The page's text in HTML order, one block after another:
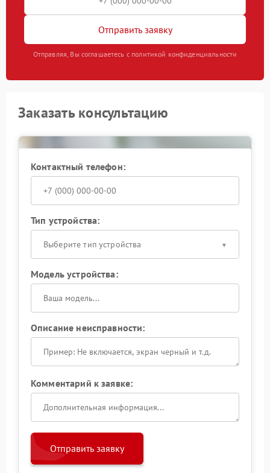
Отправить заявку
Отправляя, Вы соглашаетесь с политикой конфиденциальности
Заказать консультацию
Контактный телефон:
Тип устройства:
Выберите тип устройства
Модель устройства:
Описание неисправности:
Комментарий к заявке:
Отправить заявку